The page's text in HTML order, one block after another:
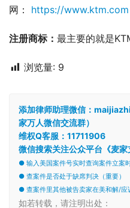
网： https://www.ktm.com
注册商标： 最主要的就是
浏览量: 9
添加律师助理微信：
家万人微信交流群）
维权Q客服：11711906
微信搜索关注公众平台《麦家
● 输入美国案件号实时查询案件立案
● 查案件是否处于缺席判决（重要）
● 查案件里其他被告卖家在美和解/应
如若转载，请注明出处：